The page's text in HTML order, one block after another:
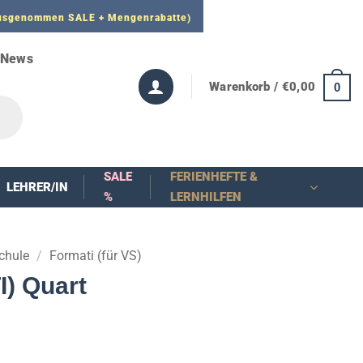
SALE + Mengenrabatte)
News
Warenkorb / €0,00 0
LEHRER/IN
SALE
%
FERIENHEFTE &
LERNHILFEN
/ Formati (für VS)
Quart